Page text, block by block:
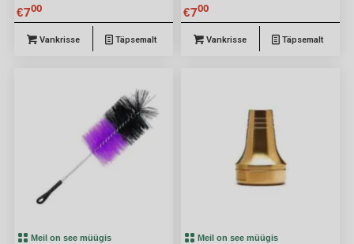
€700
Vankrisse Täpsemalt
€700
Vankrisse Täpsemalt
Meil on see müügis Meil on see müügis